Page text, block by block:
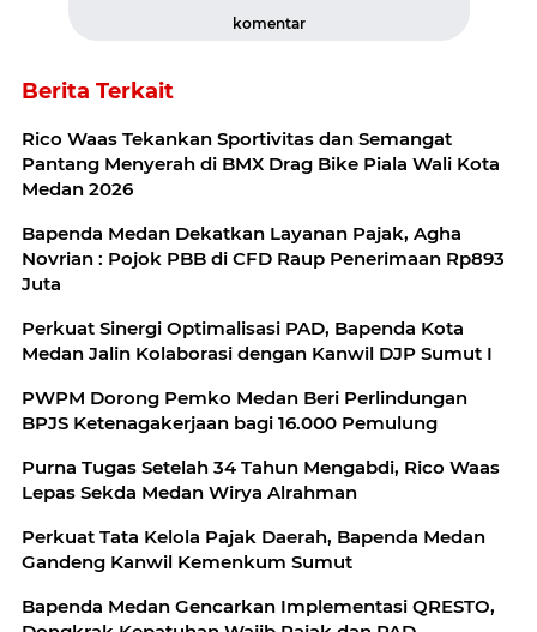
komentar
Berita Terkait
Rico Waas Tekankan Sportivitas dan Semangat
Pantang Menyerah di BMX Drag Bike Piala Wali Kota
Medan 2026
Bapenda Medan Dekatkan Layanan Pajak, Agha
Novrian : Pojok PBB di CFD Raup Penerimaan Rp893
Juta
Perkuat Sinergi Optimalisasi PAD, Bapenda Kota
Medan Jalin Kolaborasi dengan Kanwil DJP Sumut I
PWPM Dorong Pemko Medan Beri Perlindungan
BPJS Ketenagakerjaan bagi 16.000 Pemulung
Purna Tugas Setelah 34 Tahun Mengabdi, Rico Waas
Lepas Sekda Medan Wirya Alrahman
Perkuat Tata Kelola Pajak Daerah, Bapenda Medan
Gandeng Kanwil Kemenkum Sumut
Bapenda Medan Gencarkan Implementasi QRESTO,